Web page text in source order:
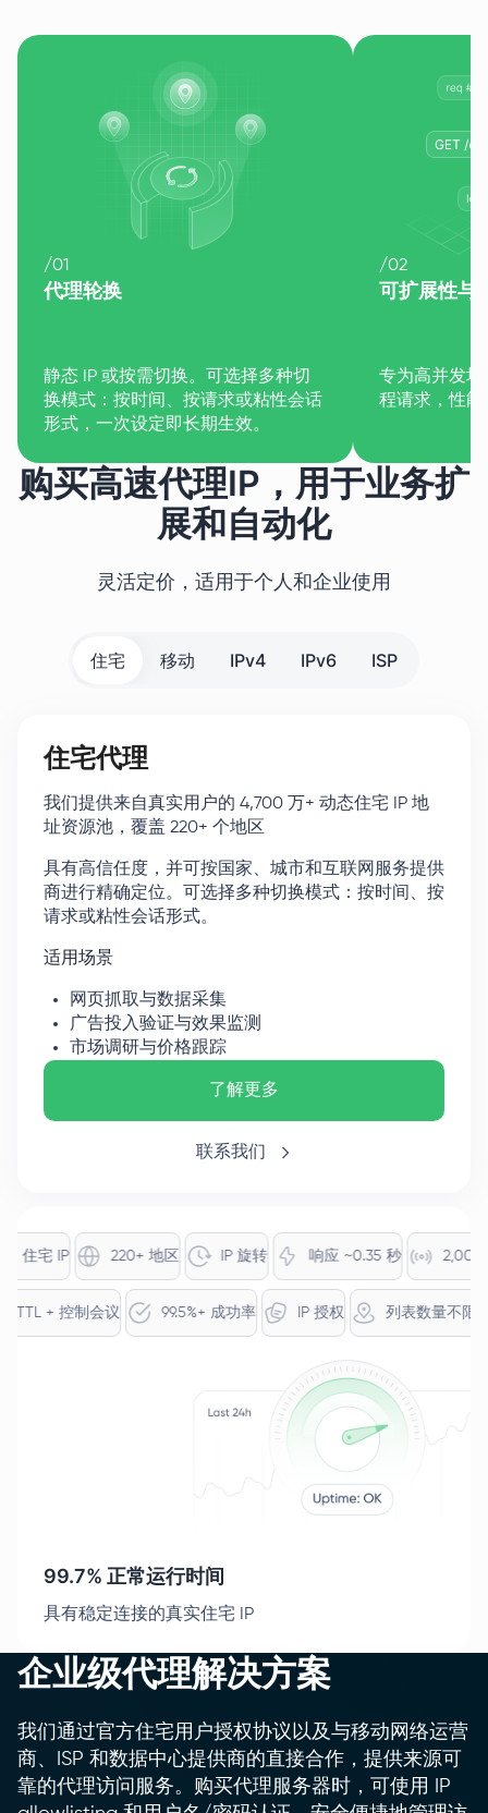
/01
代理轮换
静态 IP 或按需切换。可选择多种切
换模式：按时间、按请求或粘性会话
形式，一次设定即长期生效。
/02
可扩展性与
专为高并发
程请求，性
购买高速代理IP，用于业务扩
展和自动化
灵活定价，适用于个人和企业使用
住宅 移动 IPv4 IPv6 ISP
住宅代理
我们提供来自真实用户的 4,700 万+ 动态住宅 IP 地
址资源池，覆盖 220+ 个地区
具有高信任度，并可按国家、城市和互联网服务提供
商进行精确定位。可选择多种切换模式：按时间、按
请求或粘性会话形式。
适用场景
网页抓取与数据采集
广告投入验证与效果监测
市场调研与价格跟踪
了解更多
联系我们
住宅 IP 220+ 地区 IP 旋转 响应 ~0.35 秒 2,000
TTL + 控制会议 99.5%+ 成功率 IP 授权 列表数量不
99.7% 正常运行时间
具有稳定连接的真实住宅 IP
企业级代理解决方案
我们通过官方住宅用户授权协议以及与移动网络运营
商、ISP 和数据中心提供商的直接合作，提供来源可
靠的代理访问服务。购买代理服务器时，可使用 IP